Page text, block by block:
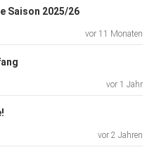
kostenlos hosten und
hosten.de und informiere
hosten.de ist ein
Saison 2025/26
vor 11 Monaten
vor 1 Jahr
vor 2 Jahren